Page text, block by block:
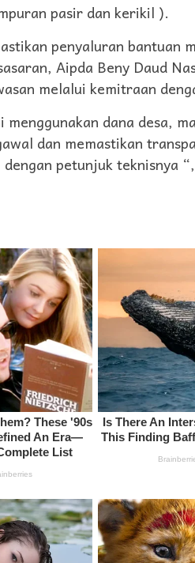
pasir dan kerikil ).
penyaluran bantuan
Aipda Beny Daud
melalui kemitraan
menggunakan dana desa,
dan memastikan
dengan petunjuk teknisnya